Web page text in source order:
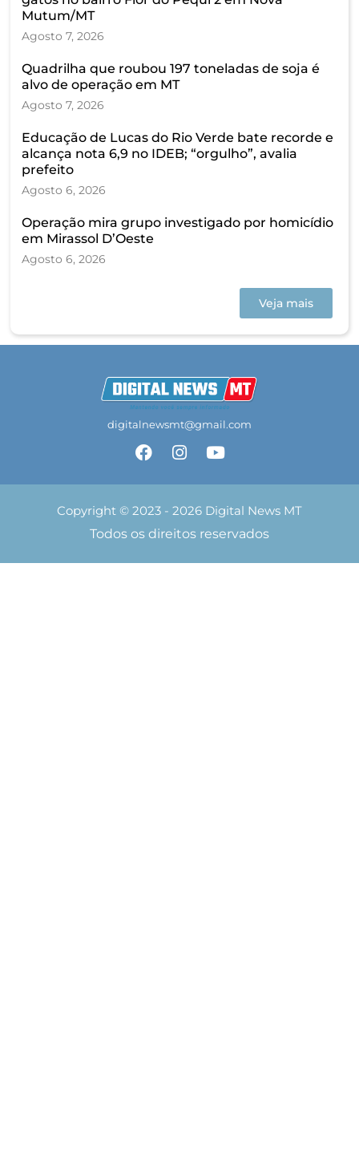
Mutum/MT
Agosto 7, 2026
Quadrilha que roubou 197 toneladas de soja é
alvo de operação em MT
Agosto 7, 2026
Educação de Lucas do Rio Verde bate recorde e
alcança nota 6,9 no IDEB; “orgulho”, avalia
prefeito
Agosto 6, 2026
Operação mira grupo investigado por homicídio
em Mirassol D’Oeste
Agosto 6, 2026
Veja mais
digitalnewsmt@gmail.com
Copyright © 2023 - 2026 Digital News MT
Todos os direitos reservados